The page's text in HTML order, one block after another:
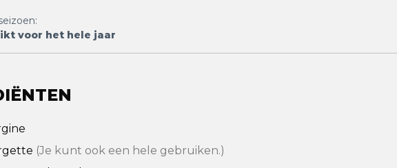
voor het hele jaar
(Je kunt ook een hele gebruiken.)